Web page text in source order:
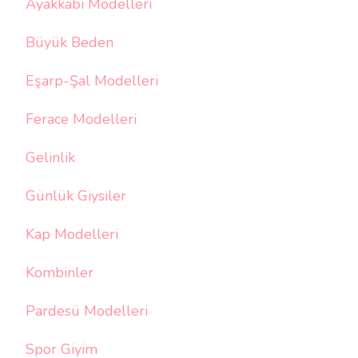
Ayakkabı Modelleri
Büyük Beden
Eşarp-Şal Modelleri
Ferace Modelleri
Gelinlik
Günlük Giysiler
Kap Modelleri
Kombinler
Pardesü Modelleri
Spor Giyim